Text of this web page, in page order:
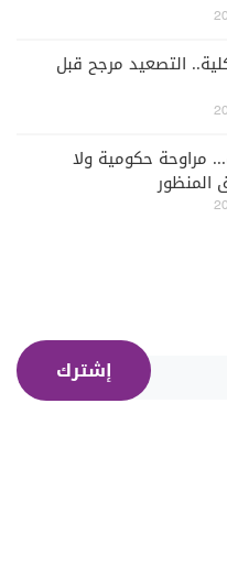
التصعيد مرجح قبل
7 آب... مراوحة حكومية ولا
المنظور
إشترك